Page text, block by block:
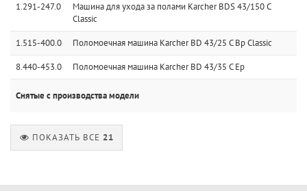
1.291-247.0
Машина для ухода за полами Karcher BDS 43/150 C
Classic
1.515-400.0 Поломоечная машина Karcher BD 43/25 C Bp Classic
8.440-453.0 Поломоечная машина Karcher BD 43/35 C Ep
Снятые с производства модели
ПОКАЗАТЬ ВСЕ 21